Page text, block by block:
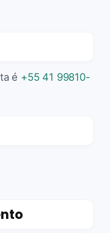
é +55 41 99810-